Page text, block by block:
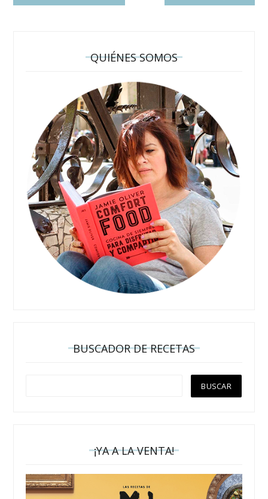
QUIÉNES SOMOS
BUSCADOR DE RECETAS
¡YA A LA VENTA!